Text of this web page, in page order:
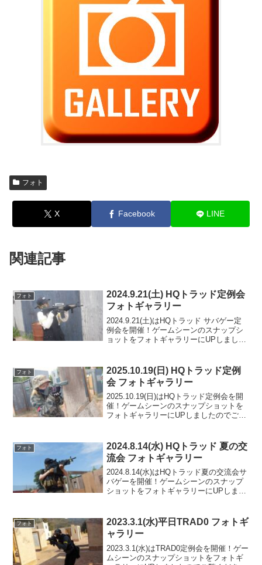
フォト
X Facebook LINE
関連記事
フォト
2024.9.21(土) HQトラッド定例会
フォトギャラリー
2024.9.21(土)はHQトラッド サバゲー定
例会を開催！ゲームシーンのスナップシ
ョットをフォトギャラリーにUPしました
トアルバムをみる(Google P...
フォト
2025.10.19(日) HQトラッド定例
会 フォトギャラリー
2025.10.19(日)はHQトラッド定例会を開
催！ゲームシーンのスナップショットを
フォトギャラリーにUPしましたのでご覧
Photo)
フォト
2024.8.14(水) HQトラッド 夏の交
流会 フォトギャラリー
2024.8.14(水)はHQトラッド夏の交流会サ
バゲーを開催！ゲームシーンのスナップ
ショットをフォトギャラリーにUPしまし
ォトアルバムをみる(Google ...
フォト
2023.3.1(水)平日TRAD0 フォトギ
ャラリー
2023.3.1(水)はTRAD0定例会を開催！ゲー
ムシーンのスナップショットをフォトギ